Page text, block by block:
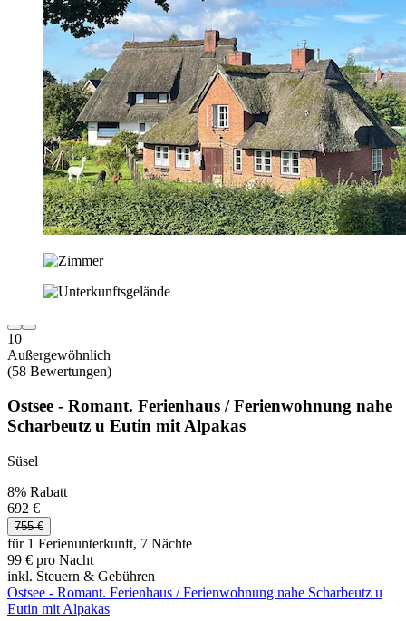
10
Außergewöhnlich
(58 Bewertungen)
Ostsee - Romant. Ferienhaus / Ferienwohnung nahe
Scharbeutz u Eutin mit Alpakas
Süsel
8% Rabatt
692 €
755 €
für 1 Ferienunterkunft, 7 Nächte
99 € pro Nacht
inkl. Steuern & Gebühren
Ostsee - Romant. Ferienhaus / Ferienwohnung nahe Scharbeutz u
Eutin mit Alpakas